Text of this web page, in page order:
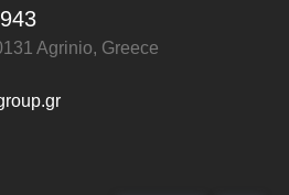
Agrinio, Greece